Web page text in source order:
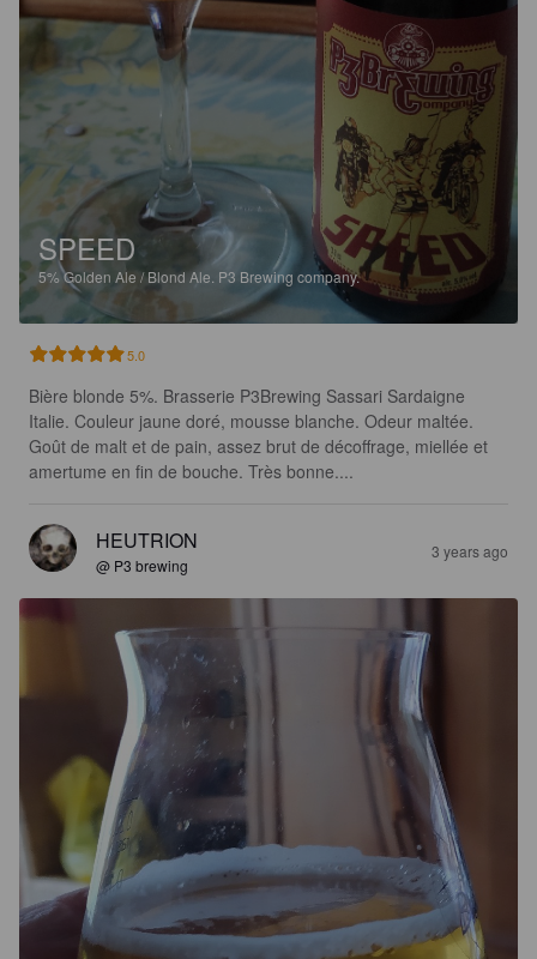
SPEED
5%Golden Ale / Blond Ale. P3 Brewing company.
5.0
Bière blonde 5%. Brasserie P3Brewing Sassari Sardaigne
Italie. Couleur jaune doré, mousse blanche. Odeur maltée.
Goût de malt et de pain, assez brut de décoffrage, miellée et
amertume en fin de bouche. Très bonne....
HEUTRION
@ P3 brewing
3 years ago